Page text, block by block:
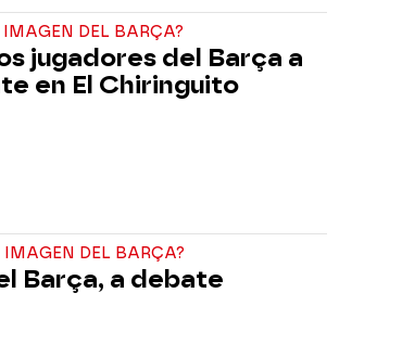
DEL BARÇA?
jugadores del Barça a
en El Chiringuito
DEL BARÇA?
Barça, a debate